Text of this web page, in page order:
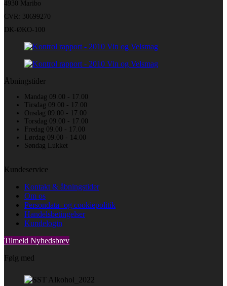
4930 Maribo
CVR: 30699270
DK-ØKO-100
Åbningstider
Mandag 09.00 - 17.00
Tirsdag 09.00 - 17.00
Onsdag 09.00 - 17.00
Torsdag 09.00 - 17.00
Fredag 09.00 - 17.00
Lørdag 09.00 - 14.00
Søndag Lukket
Kundeservice
Kontakt & åbningstider
Om os
Persondata- og cookiepolitik
Handelsbetingelser
Kundelogin
Tilmeld Nyhedsbrev
Følg med